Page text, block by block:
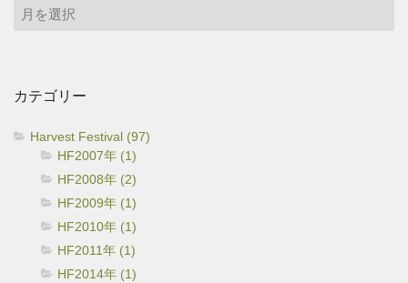
ア
ブ
カテゴリー
Harvest Festival (97)
HF2007年 (1)
HF2008年 (2)
HF2009年 (1)
HF2010年 (1)
HF2011年 (1)
HF2014年 (1)